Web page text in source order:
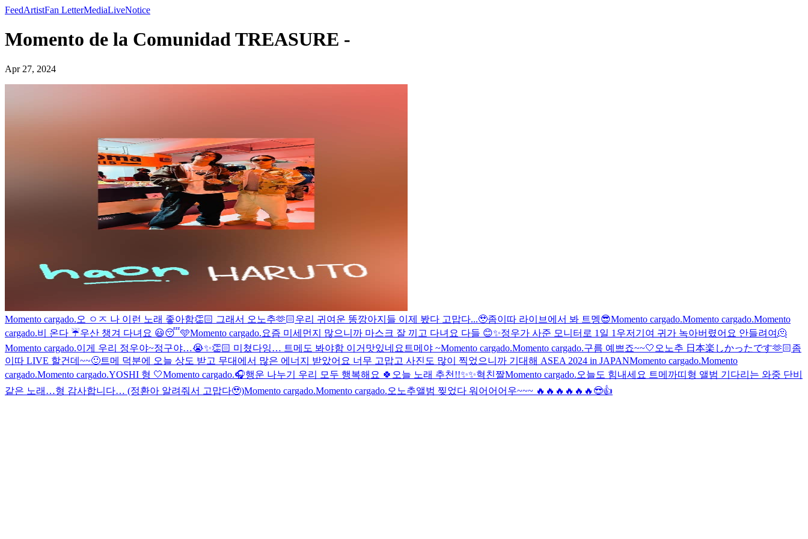
FeedArtistFan LetterMediaLiveNotice
Momento de la Comunidad TREASURE -
Apr 27, 2024
Momento cargado.오 ㅇㅈ 나 이런 노래 좋아함👏🏻 그래서 오노추🫶🏻우리 귀여운 똥깡아지들 이제 봤다 고맙다...🥹좀이따 라이브에서 봐 트멩😎Momento cargado.Momento cargado.Momento
cargado.비 온다 ☔️우산 챙겨 다녀요 😃😴🩵Momento cargado.요즘 미세먼지 많으니까 마스크 잘 끼고 다녀요 다들 😊✨정우가 사준 모니터로 1일 1우저기여 귀가 녹아버렸어요 안들려여🫠
Momento cargado.이게 우리 정우야~정구야…😭✨👏🏻 미쳤다잉… 트메도 봐야함 이거 맛있네요 트메야 ~Momento cargado.Momento cargado.구름 예쁘죠~~🤍 오노추 日本楽しかったです🫶🏻좀
이따 LIVE 할건데~~🙂트메 덕분에 오늘 상도 받고 무대에서 많은 에너지 받았어요 너무 고맙고 사진도 많이 찍었으니까 기대해 ASEA 2024 in JAPANMomento cargado.Momento
cargado.Momento cargado.YOSHI 형 🤍Momento cargado.🎧행운 나누기 우리 모두 행복해요 🍀 오늘 노래 추천!!✨✨혁친짤Momento cargado.오늘도 힘내세요 트메 까띠형 앨범 기다리는 와중 단비
같은 노래…형 감사합니다… (정환아 알려줘서 고맙다🥹)Momento cargado.Momento cargado.오노추앨범 찢었다 워어어어우~~~ 🔥🔥🔥🔥🔥🔥😎👍